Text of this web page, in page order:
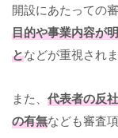
開設にあたっての
目的や事業内容が
となどが重視されま
また、 代表者の反
の有無なども審査項